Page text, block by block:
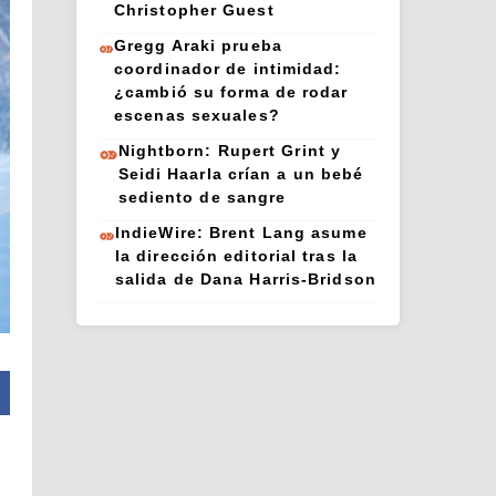
Christopher Guest
Gregg Araki prueba
coordinador de intimidad:
¿cambió su forma de rodar
escenas sexuales?
Nightborn: Rupert Grint y
Seidi Haarla crían a un bebé
sediento de sangre
IndieWire: Brent Lang asume
la dirección editorial tras la
salida de Dana Harris-Bridson